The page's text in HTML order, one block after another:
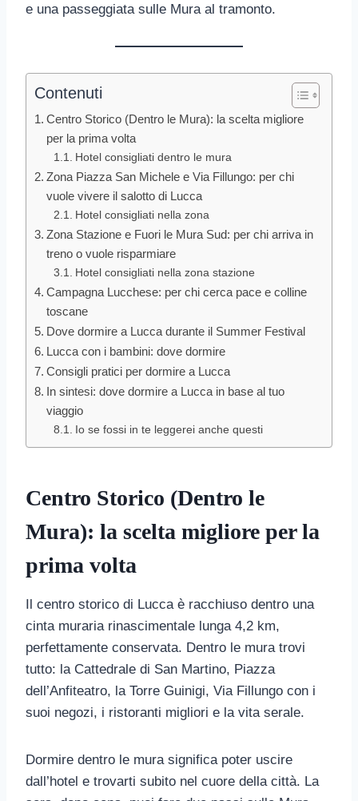
e una passeggiata sulle Mura al tramonto.
Contenuti
Centro Storico (Dentro le Mura): la scelta migliore
per la prima volta
Hotel consigliati dentro le mura
Zona Piazza San Michele e Via Fillungo: per chi
vuole vivere il salotto di Lucca
Hotel consigliati nella zona
Zona Stazione e Fuori le Mura Sud: per chi arriva in
treno o vuole risparmiare
Hotel consigliati nella zona stazione
Campagna Lucchese: per chi cerca pace e colline
toscane
Dove dormire a Lucca durante il Summer Festival
Lucca con i bambini: dove dormire
Consigli pratici per dormire a Lucca
In sintesi: dove dormire a Lucca in base al tuo
viaggio
Io se fossi in te leggerei anche questi
Centro Storico (Dentro le
Mura): la scelta migliore per la
prima volta
Il centro storico di Lucca è racchiuso dentro una
cinta muraria rinascimentale lunga 4,2 km,
perfettamente conservata. Dentro le mura trovi
tutto: la Cattedrale di San Martino, Piazza
dell’Anfiteatro, la Torre Guinigi, Via Fillungo con i
suoi negozi, i ristoranti migliori e la vita serale.
Dormire dentro le mura significa poter uscire
dall’hotel e trovarti subito nel cuore della città. La